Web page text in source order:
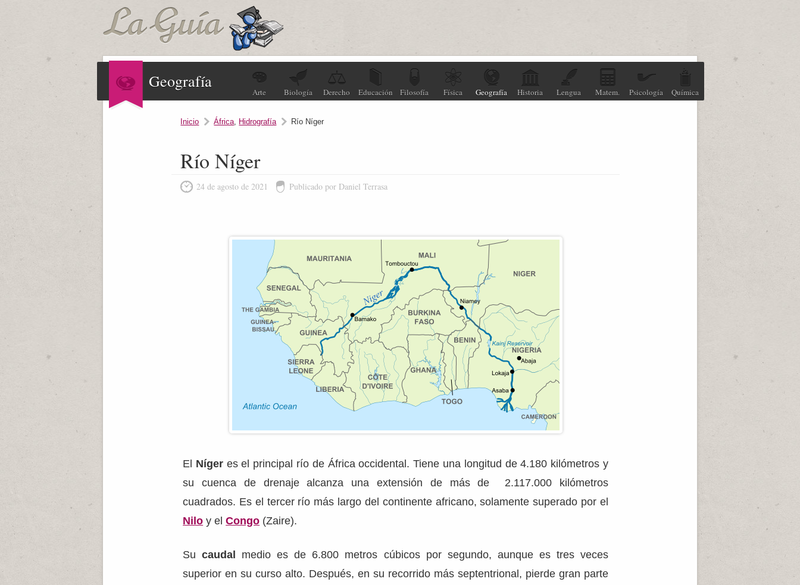
Geografía
Arte Biología Derecho Educación Filosofía Física Geografía Historia Lengua Matem. Psicología Química
Inicio África, Hidrografía Río Níger
Río Níger
24 de agosto de 2021 Publicado por Daniel Terrasa
El Nígeres el principal río de África occidental. Tiene una longitud de 4.180 kilómetros y
su cuenca de drenaje alcanza una extensión de más de 2.117.000 kilómetros
cuadrados. Es el tercer río más largo del continente africano, solamente superado por el
Nilo y elCongo (Zaire).
Su caudal
medio es de 6.800 metros cúbicos por segundo, aunque es tres veces
superior en su curso alto. Después, en su recorrido más septentrional, pierde gran parte